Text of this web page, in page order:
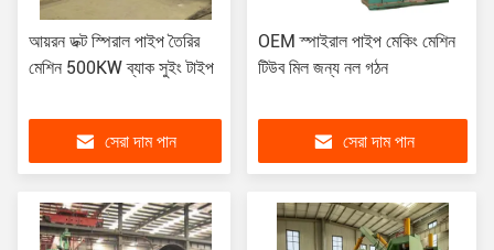
আয়রন ডক্ট স্পিরাল পাইপ তৈরির
মেশিন 500KW ব্যাক সুইং টাইপ
সেরা দাম পান
OEM স্পাইরাল পাইপ মেকিং মেশিন
টিউব মিল জন্য নল গঠন
সেরা দাম পান